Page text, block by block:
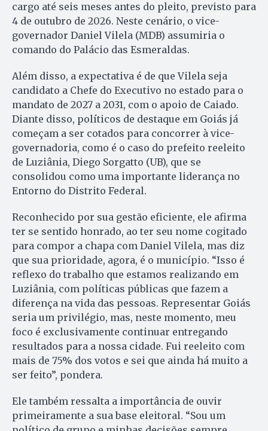
cargo até seis meses antes do pleito, previsto para
4 de outubro de 2026. Neste cenário, o vice-
governador Daniel Vilela (MDB) assumiria o
comando do Palácio das Esmeraldas.
Além disso, a expectativa é de que Vilela seja
candidato a Chefe do Executivo no estado para o
mandato de 2027 a 2031, com o apoio de Caiado.
Diante disso, políticos de destaque em Goiás já
começam a ser cotados para concorrer à vice-
governadoria, como é o caso do prefeito reeleito
de Luziânia, Diego Sorgatto (UB), que se
consolidou como uma importante liderança no
Entorno do Distrito Federal.
Reconhecido por sua gestão eficiente, ele afirma
ter se sentido honrado, ao ter seu nome cogitado
para compor a chapa com Daniel Vilela, mas diz
que sua prioridade, agora, é o município. “Isso é
reflexo do trabalho que estamos realizando em
Luziânia, com políticas públicas que fazem a
diferença na vida das pessoas. Representar Goiás
seria um privilégio, mas, neste momento, meu
foco é exclusivamente continuar entregando
resultados para a nossa cidade. Fui reeleito com
mais de 75% dos votos e sei que ainda há muito a
ser feito”, pondera.
Ele também ressalta a importância de ouvir
primeiramente a sua base eleitoral. “Sou um